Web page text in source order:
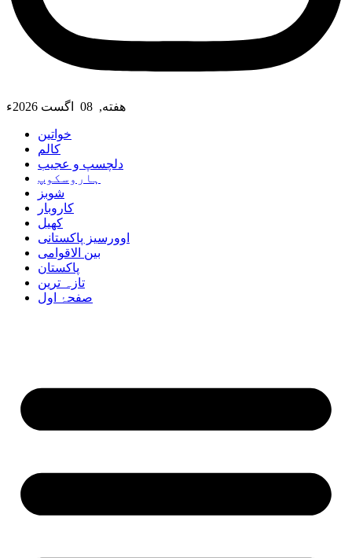
هفته, 08 اگست 2026ء
خواتین
کالم
دلچسپ و عجیب
ہاروسکوپ
شوبز
کاروبار
کھیل
اوورسیز پاکستانی
بین الاقوامی
پاکستان
تازہ ترین
صفحۂ اول